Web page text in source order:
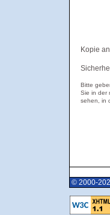
Kopie
Bitte
Sie in der
sehen, in
© 2000-